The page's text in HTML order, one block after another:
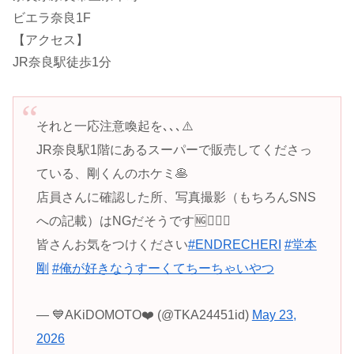
ビエラ奈良1F
【アクセス】
JR奈良駅徒歩1分
それと一応注意喚起を､､､⚠️
JR奈良駅1階にあるスーパーで販売してくださっ
ている、剛くんのホケミ🥞
店員さんに確認した所、写真撮影（もちろんSNS
への記載）はNGだそうです🆖🙅🏻‍♀️
皆さんお気をつけください#ENDRECHERI #堂本
剛 #俺が好きなうすーくてちーちゃいやつ
— 💙AKiDOMOTO❤️ (@TKA24451id) May 23,
2026